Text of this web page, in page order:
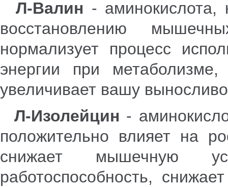
Л-Валин - аминокислота,
восстановлению
нормализует процесс
энергии при
увеличивает вашу
Л-Изолейцин -
положительно влияет на
снижает мышечную
работоспособность,